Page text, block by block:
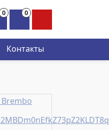
0 0
×
Контакты